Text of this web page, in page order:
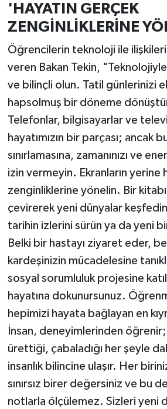
'HAYATIN GERÇEK
ZENGİNLİKLERİNE
Öğrencilerin teknoloji ile
veren Bakan Tekin,
ve bilinçli olun. Tatil günlerinizi
hapsolmuş bir döneme
Telefonlar, bilgisayarlar ve
hayatımızın bir parçası; ancak
sınırlamasına, zamanınızı ve
izin vermeyin. Ekranların yerine
zenginliklerine yönelin. Bir
çevirerek yeni dünyalar
tarihin izlerini sürün ya da yeni
Belki bir hastayı ziyaret eder,
kardeşinizin mücadelesine
sosyal sorumluluk projesine
hayatına dokunursunuz.
hepimizi hayata bağlayan en
İnsan, deneyimlerinden
ürettiği, çabaladığı her şeyle
insanlık bilincine ulaşır. Her
sınırsız birer değersiniz ve bu
notlarla ölçülemez. Sizleri yeni